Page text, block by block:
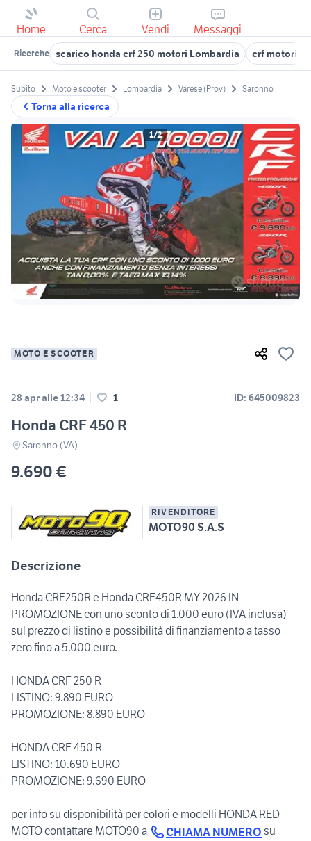
Home Cerca Vendi Messaggi
Ricerche scarico honda crf 250 motori Lombardia crf motori
Torna alla ricerca
Subito Moto e scooter Lombardia Varese (Prov) Saronno
1/2
MOTO E SCOOTER
28 apr alle 12:34 1 ID: 645009823
Honda CRF 450 R
Saronno (VA)
9.690 €
RIVENDITORE
MOTO90 S.A.S
Descrizione
Honda CRF250R e Honda CRF450R MY 2026 IN
PROMOZIONE con uno sconto di 1.000 euro (IVA inclusa)
sul prezzo di listino e possibilità di finanziamento a tasso
zero fino a 5.000 euro.
HONDA CRF 250 R
LISTINO: 9.890 EURO
PROMOZIONE: 8.890 EURO
HONDA CRF 450 R
LISTINO: 10.690 EURO
PROMOZIONE: 9.690 EURO
per info su disponibilità per colori e modelli HONDA RED
MOTO contattare MOTO90 a
CHIAMA NUMERO su